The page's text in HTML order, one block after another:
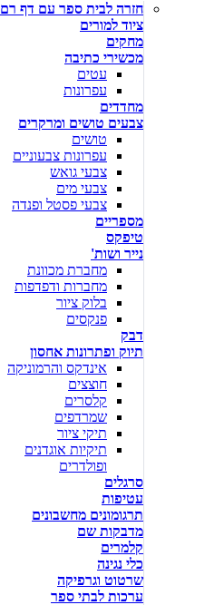
חזרה לבית ספר עם דף רם
ציוד למורים
מחקים
מכשירי כתיבה
עטים
עפרונות
מחדדים
צבעים טושים ומרקרים
טושים
עפרונות צבעוניים
צבעי גואש
צבעי מים
צבעי פסטל ופנדה
מספריים
טיפקס
נייר ושות'
מחברת מכוונת
מחברות ודפדפות
בלוק ציור
פנקסים
דבק
תיוק ופתרונות אחסון
אינדקס והרמוניקה
חוצצים
קלסרים
שמרדפים
תיקי ציור
תיקיות אוגדנים
ופולדרים
סרגלים
עטיפות
תרגומונים מחשבונים
מדבקות שם
קלמרים
כלי נגינה
שרטוט וגרפיקה
ערכות לבתי ספר